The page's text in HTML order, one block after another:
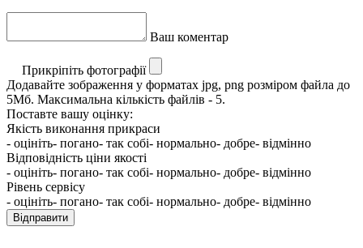
Ваш коментар
Прикріпіть фотографії
Додавайте зображення у форматах jpg, png розміром файла до
5Мб. Максимальна кількість файлів - 5.
Поставте вашу оцінку:
Якість виконання прикраси
- оцініть- погано- так собі- нормально- добре- відмінно
Відповідність ціни якості
- оцініть- погано- так собі- нормально- добре- відмінно
Рівень сервісу
- оцініть- погано- так собі- нормально- добре- відмінно
Відправити